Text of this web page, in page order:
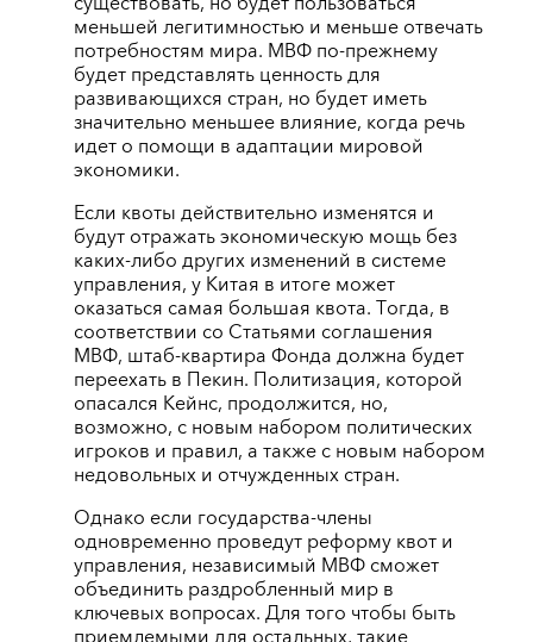
меньшей легитимностью и меньше отвечать
потребностям мира. МВФ по-прежнему
будет представлять ценность для
развивающихся стран, но будет иметь
значительно меньшее влияние, когда речь
идет о помощи в адаптации мировой
экономики.
Если квоты действительно изменятся и
будут отражать экономическую мощь без
каких-либо других изменений в системе
управления, у Китая в итоге может
оказаться самая большая квота. Тогда, в
соответствии со Статьями соглашения
МВФ, штаб-квартира Фонда должна будет
переехать в Пекин. Политизация, которой
опасался Кейнс, продолжится, но,
возможно, с новым набором политических
игроков и правил, а также с новым набором
недовольных и отчужденных стран.
Однако если государства-члены
одновременно проведут реформу квот и
управления, независимый МВФ сможет
объединить раздробленный мир в
ключевых вопросах. Для того чтобы быть